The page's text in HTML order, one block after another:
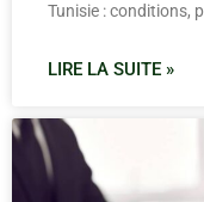
Tunisie : conditions,
LIRE LA SUITE »